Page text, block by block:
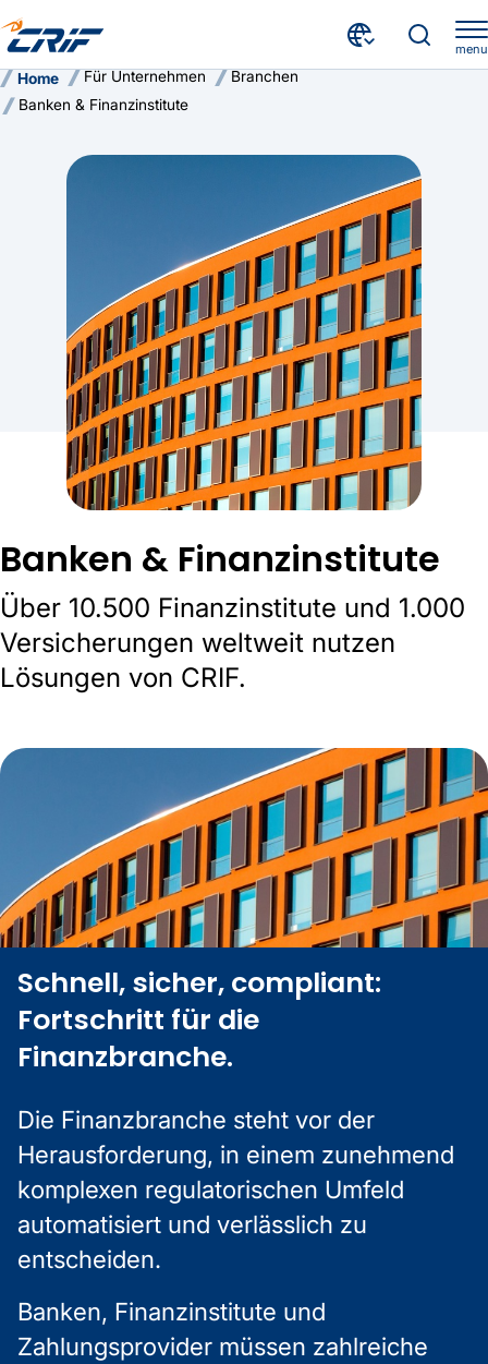
menu
Home Für Unternehmen
Branchen
Banken & Finanzinstitute
Banken & Finanzinstitute
Über 10.500 Finanzinstitute und 1.000
Versicherungen weltweit nutzen
Lösungen von CRIF.
Schnell, sicher, compliant:
Fortschritt für die
Finanzbranche.
Die Finanzbranche steht vor der
Herausforderung, in einem zunehmend
komplexen regulatorischen Umfeld
automatisiert und verlässlich zu
entscheiden.
Banken, Finanzinstitute und
Zahlungsprovider müssen zahlreiche